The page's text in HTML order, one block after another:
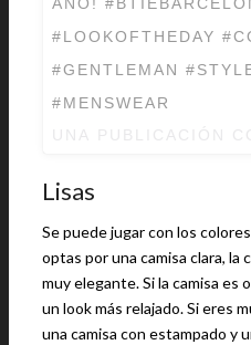
AÑO! #BTIEBARCELONA #BTIE
#LOOKOFTHEDAY
#GENTLEMAN
#MENSWEAR
Lisas
Se puede jugar con los
optas por una camisa clara, la
muy elegante. Si la camisa es
un look más relajado. Si eres
una camisa con estampado y